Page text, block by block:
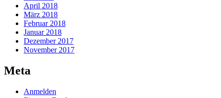
April 2018
März 2018
Februar 2018
Januar 2018
Dezember 2017
November 2017
Meta
Anmelden